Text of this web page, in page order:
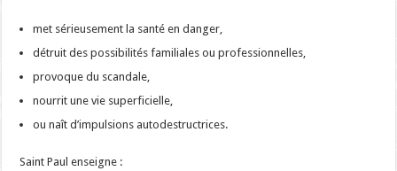
met sérieusement la santé en danger,
détruit des possibilités familiales ou professionnelles,
provoque du scandale,
nourrit une vie superficielle,
ou naît d’impulsions autodestructrices.
Saint Paul enseigne :